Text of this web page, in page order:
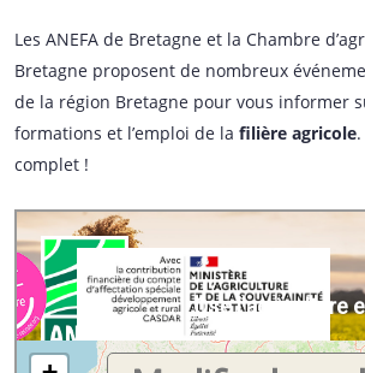
Les ANEFA de Bretagne et la Chambre
Bretagne proposent de nombreux
de la région Bretagne pour vous informer
formations et l’emploi de la filière agricole
complet !